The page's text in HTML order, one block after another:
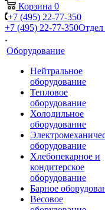
Корзина 0
+7 (495) 22-77-350
+7 (495) 22-77-350
Оборудование
Нейтральное
оборудование
Тепловое
оборудование
Холодильное
оборудование
оборудование
Хлебопекарное и
кондитерское
оборудование
Барное
Весовое